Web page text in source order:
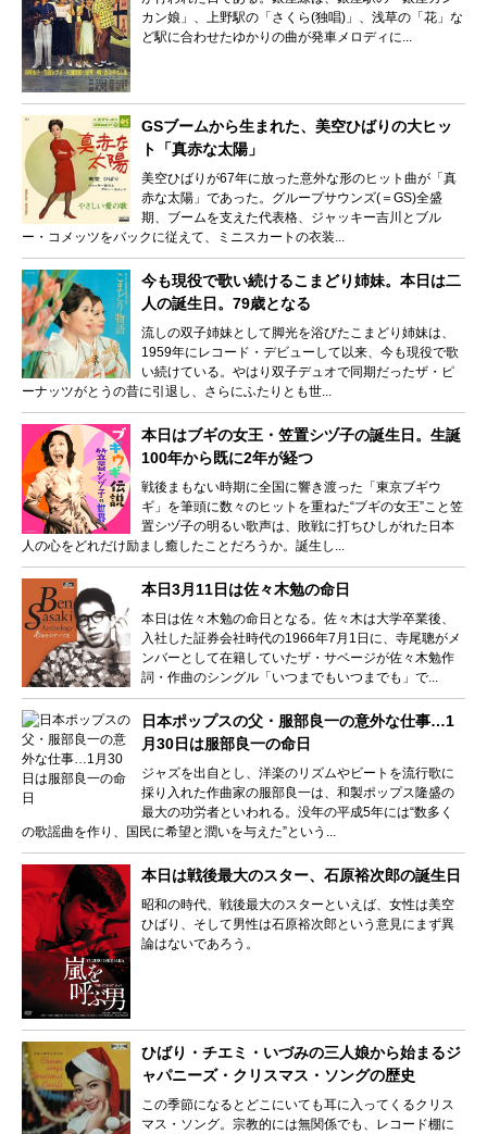
カン娘」、上野駅の「さくら(独唱)」、浅草の「花」な
ど駅に合わせたゆかりの曲が発車メロディに...
GSブームから生まれた、美空ひばりの大ヒッ
ト「真赤な太陽」
美空ひばりが67年に放った意外な形のヒット曲が「真
赤な太陽」であった。グループサウンズ(＝GS)全盛
期、ブームを支えた代表格、ジャッキー吉川とブル
ー・コメッツをバックに従えて、ミニスカートの衣装...
今も現役で歌い続けるこまどり姉妹。本日は二
人の誕生日。79歳となる
流しの双子姉妹として脚光を浴びたこまどり姉妹は、
1959年にレコード・デビューして以来、今も現役で歌
い続けている。やはり双子デュオで同期だったザ・ピ
ーナッツがとうの昔に引退し、さらにふたりとも世...
本日はブギの女王・笠置シヅ子の誕生日。生誕
100年から既に2年が経つ
戦後まもない時期に全国に響き渡った「東京ブギウ
ギ」を筆頭に数々のヒットを重ねた“ブギの女王”こと笠
置シヅ子の明るい歌声は、敗戦に打ちひしがれた日本
人の心をどれだけ励まし癒したことだろうか。誕生し...
本日3月11日は佐々木勉の命日
本日は佐々木勉の命日となる。佐々木は大学卒業後、
入社した証券会社時代の1966年7月1日に、寺尾聰がメ
ンバーとして在籍していたザ・サベージが佐々木勉作
詞・作曲のシングル「いつまでもいつまでも」で...
日本ポップスの父・服部良一の意外な仕事…1
月30日は服部良一の命日
ジャズを出自とし、洋楽のリズムやビートを流行歌に
採り入れた作曲家の服部良一は、和製ポップス隆盛の
最大の功労者といわれる。没年の平成5年には“数多く
の歌謡曲を作り、国民に希望と潤いを与えた”という...
本日は戦後最大のスター、石原裕次郎の誕生日
昭和の時代、戦後最大のスターといえば、女性は美空
ひばり、そして男性は石原裕次郎という意見にまず異
論はないであろう。
ひばり・チエミ・いづみの三人娘から始まるジ
ャパニーズ・クリスマス・ソングの歴史
この季節になるとどこにいても耳に入ってくるクリス
マス・ソング。宗教的には無関係でも、レコード棚に